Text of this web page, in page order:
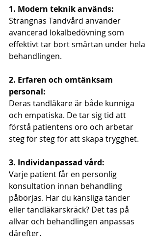
1. Modern teknik används:
Strängnäs Tandvård använder
avancerad lokalbedövning som
effektivt tar bort smärtan under hela
behandlingen.
2. Erfaren och omtänksam
personal:
Deras tandläkare är både kunniga
och empatiska. De tar sig tid att
förstå patientens oro och arbetar
steg för steg för att skapa trygghet.
3. Individanpassad vård:
Varje patient får en personlig
konsultation innan behandling
påbörjas. Har du känsliga tänder
eller tandläkarskräck? Det tas på
allvar och behandlingen anpassas
därefter.